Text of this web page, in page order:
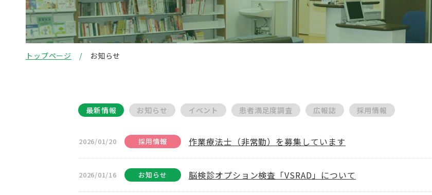
トップページ お知らせ
最新情報 お知らせ イベント 患者満足度調査 広報誌 採用情報
2026/01/20 採用情報 作業療法士（非常勤）を募集しています
2026/01/16 お知らせ 脳検診オプション検査「VSRAD」について